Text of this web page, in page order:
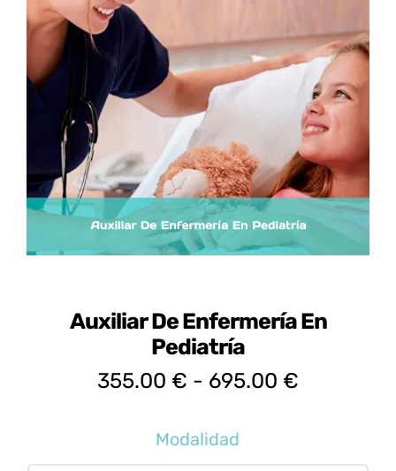
Contacto
Auxiliar De Enfermería En
Pediatría
355.00 € - 695.00 €
Modalidad